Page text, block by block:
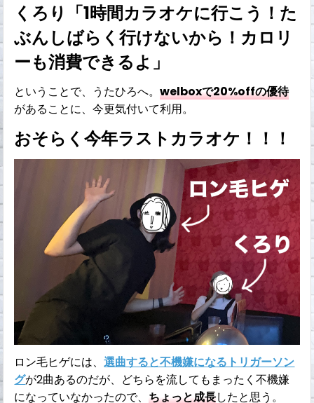
くろり「1時間カラオケに行こう！た
ぶんしばらく行けないから！カロリ
ーも消費できるよ」
ということで、うたひろへ。welboxで20%offの優待
があることに、今更気付いて利用。
おそらく今年ラストカラオケ！！！
ロン毛ヒゲには、選曲すると不機嫌になるトリガーソン
グが2曲あるのだが、どちらを流してもまったく不機嫌
になっていなかったので、ちょっと成長したと思う。